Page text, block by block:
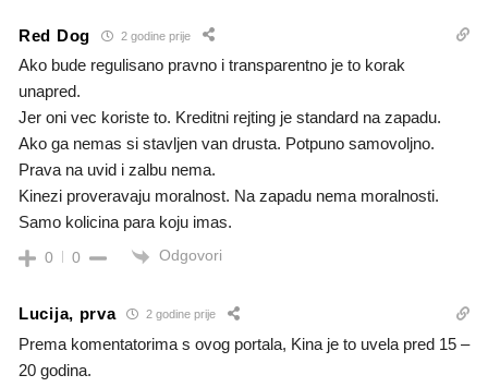
Red Dog 2 godine prije
Ako bude regulisano pravno i transparentno je to korak
unapred.
Jer oni vec koriste to. Kreditni rejting je standard na zapadu.
Ako ga nemas si stavljen van drusta. Potpuno samovoljno.
Prava na uvid i zalbu nema.
Kinezi proveravaju moralnost. Na zapadu nema moralnosti.
Samo kolicina para koju imas.
0 0 Odgovori
Lucija, prva 2 godine prije
Prema komentatorima s ovog portala, Kina je to uvela pred 15 –
20 godina.